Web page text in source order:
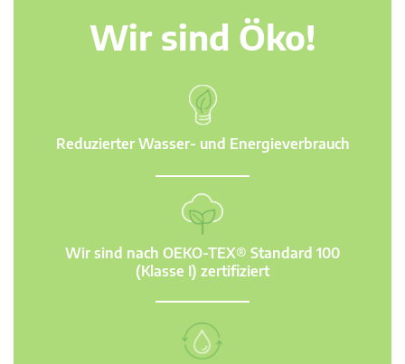
Wir sind Öko!
Reduzierter Wasser- und Energieverbrauch
Wir sind nach OEKO-TEX® Standard 100
(Klasse I) zertifiziert